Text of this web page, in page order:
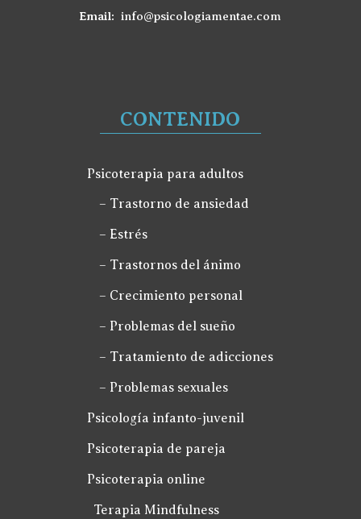
Email:info@psicologiamentae.com
CONTENIDO
Psicoterapia para adultos
– Trastorno de ansiedad
– Estrés
– Trastornos del ánimo
– Crecimiento personal
– Problemas del sueño
– Tratamiento de adicciones
– Problemas sexuales
Psicología infanto-juvenil
Psicoterapia de pareja
Psicoterapia online
Terapia Mindfulness